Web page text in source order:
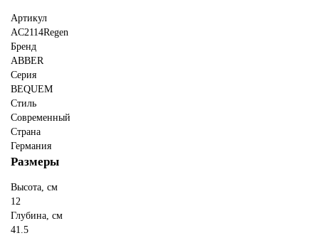
Артикул
AC2114Regen
Бренд
ABBER
Серия
BEQUEM
Стиль
Современный
Страна
Германия
Размеры
Высота, см
12
Глубина, см
41.5